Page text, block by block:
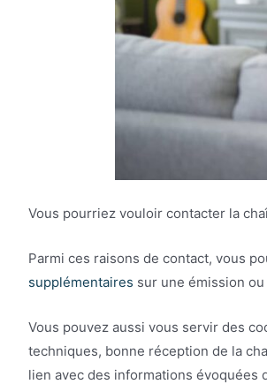
Vous pourriez vouloir contacter la
Parmi ces raisons de contact, vous
supplémentaires sur une émission
Vous pouvez aussi vous servir des
techniques, bonne réception de la
lien avec des informations évoquées